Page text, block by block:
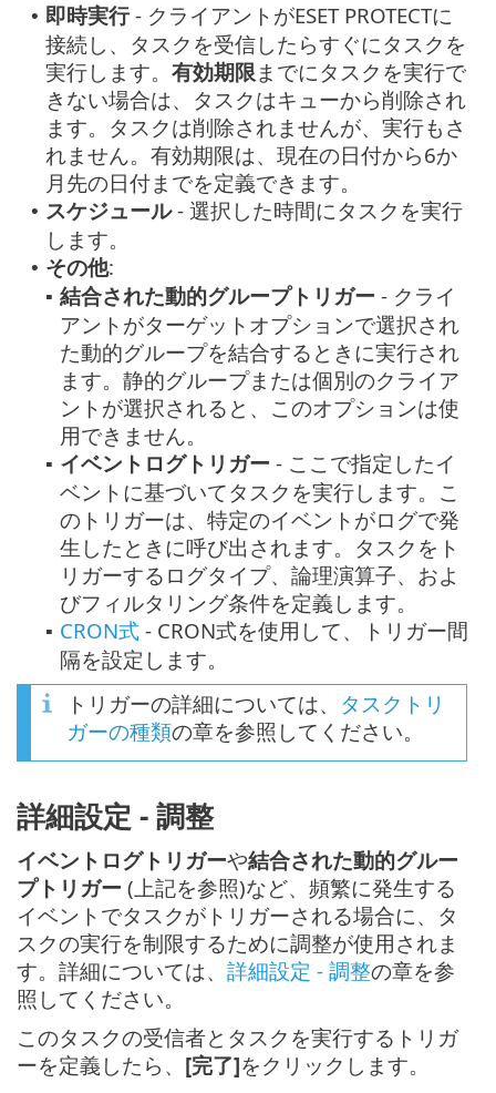
• 即時実行- クライアントがESET PROTECTに
接続し、タスクを受信したらすぐにタスクを
実行します。 有効期限までにタスクを実行で
きない場合は、タスクはキューから削除され
ます。タスクは削除されませんが、実行もさ
れません。有効期限は、現在の日付から6か
月先の日付までを定義できます。
• スケジュール- 選択した時間にタスクを実行
します。
• その他:
▪ 結合された動的グループトリガー - クライ
アントがターゲットオプションで選択され
た動的グループを結合するときに実行され
ます。静的グループまたは個別のクライア
ントが選択されると、このオプションは使
用できません。
▪ イベントログトリガー - ここで指定したイ
ベントに基づいてタスクを実行します。こ
のトリガーは、特定のイベントがログで発
生したときに呼び出されます。タスクをト
リガーするログタイプ、論理演算子、およ
びフィルタリング条件を定義します。
▪ CRON式 - CRON式を使用して、トリガー間
隔を設定します。
トリガーの詳細については、 タスクトリ
ガーの種類の章を参照してください。
詳細設定 - 調整
イベントログトリガーや結合された動的グルー
プトリガー (上記を参照)など、頻繁に発生する
イベントでタスクがトリガーされる場合に、タ
スクの実行を制限するために調整が使用されま
す。詳細については、 詳細設定 - 調整の章を参
照してください。
このタスクの受信者とタスクを実行するトリガ
ーを定義したら、 [完了]をクリックします。